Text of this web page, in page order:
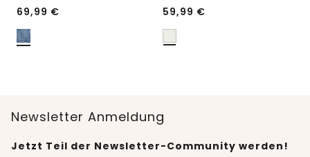
69,99 € 59,99 €
Newsletter Anmeldung
Jetzt Teil der Newsletter-Community werden!